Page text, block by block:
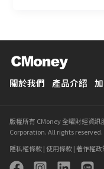
關於我們 產品介紹
版權所有 CMoney 全曜財經資
Corporation. All rights reserved.
隱私權條款|使用條款| 著作權政